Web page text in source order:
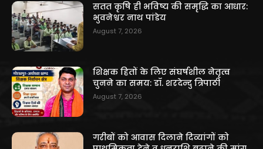
सतत कृषि ही भविष्य की समृद्धि का आधार:
भुवनेश्वर नाथ पांडेय
August 7, 2026
शिक्षक हितों के लिए संघर्षशील नेतृत्व
चुनने का समय: डॉ. शरदेन्दु त्रिपाठी
August 7, 2026
गरीबों को आवास दिलाने दिव्यांगों को